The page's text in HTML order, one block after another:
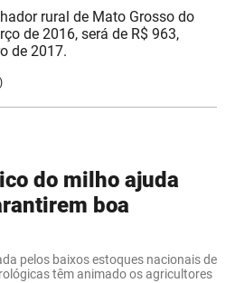
rural de Mato Grosso do
de 2016, será de R$ 963,
de 2017.
do milho ajuda
boa
pelos baixos estoques nacionais de
têm animado os agricultores